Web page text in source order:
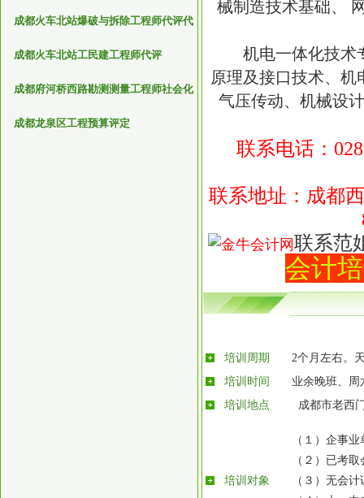
成都火车北站爆破与拆除工程师代评代
成都火车北站工民建工程师代评
成都府河桥西路勘测测量工程师社会化
成都龙泉区工程预算评定
械制造技术基础、
机电一体化技术专
原理及接口技术、
气压传动、机械设
联系电话：
联系地址：成都
联系范
会计
培训周期
2个月左右。
培训时间
业余晚班、周
培训地点
成都市老西
培训对象
（１）企事
（２）已考
（３）无会